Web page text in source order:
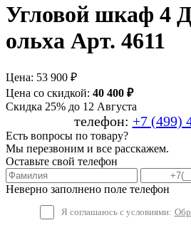
Угловой шкаф 4
ольха Арт. 4611
Цена: 53 900 ₽
Цена со скидкой: 40 400 ₽
Скидка 25% до 12 Августа
телефон: +7 (499)
Есть вопросы по товару?
Мы перезвоним и все расскажем.
Оставьте свой телефон
Неверно заполнено поле телефон
Я соглашаюсь с условиями: